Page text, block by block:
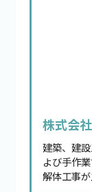
株式会
建築、建
よび手作
解体工事が